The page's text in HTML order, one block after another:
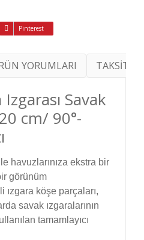
Pinterest
YORUMLARI TAKSİT
Savak
cm/ 90°-
havuzlarınıza ekstra bir
görünüm
köşe parçaları,
savak ızgaralarının
tamamlayıcı